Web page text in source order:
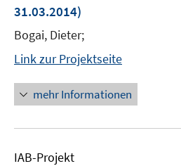
31.03.2014)
Bogai, Dieter;
Link zur Projektseite
mehr Informationen
IAB-Projekt